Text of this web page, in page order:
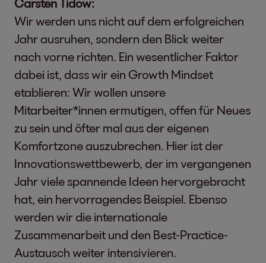
Carsten Tidow:
Wir werden uns nicht auf dem erfolgreichen
Jahr ausruhen, sondern den Blick weiter
nach vorne richten. Ein wesentlicher Faktor
dabei ist, dass wir ein Growth Mindset
etablieren: Wir wollen unsere
Mitarbeiter*innen ermutigen, offen für Neues
zu sein und öfter mal aus der eigenen
Komfortzone auszubrechen. Hier ist der
Innovationswettbewerb, der im vergangenen
Jahr viele spannende Ideen hervorgebracht
hat, ein hervorragendes Beispiel. Ebenso
werden wir die internationale
Zusammenarbeit und den Best-Practice-
Austausch weiter intensivieren.